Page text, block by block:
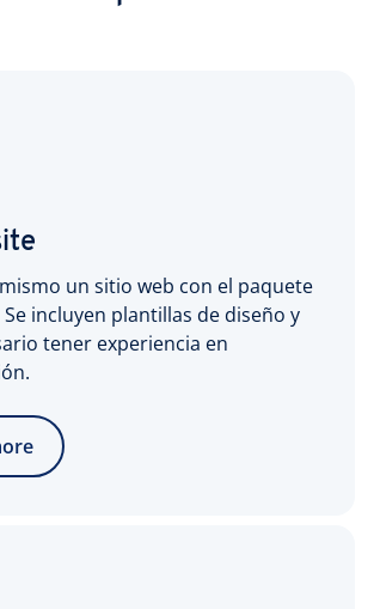
un sitio web con el paquete
incluyen plantillas de diseño y
tener experiencia en